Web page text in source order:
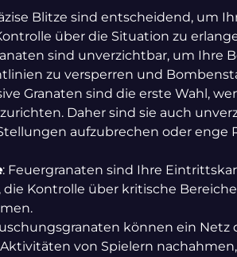
Blitze sind entscheidend, um
über die Situation zu
sind unverzichtbar, um Ihre
zu versperren und
Granaten sind die erste Wahl,
Daher sind sie auch
aufzubrechen oder enge
: Feuergranaten sind Ihre
Kontrolle über kritische
können ein Netz
von Spielern